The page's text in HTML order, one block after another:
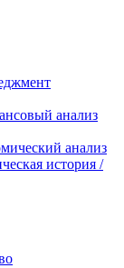
анализ
анализ
история /